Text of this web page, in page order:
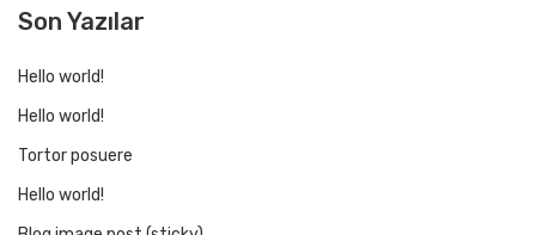
Son Yazılar
Hello world!
Hello world!
Tortor posuere
Hello world!